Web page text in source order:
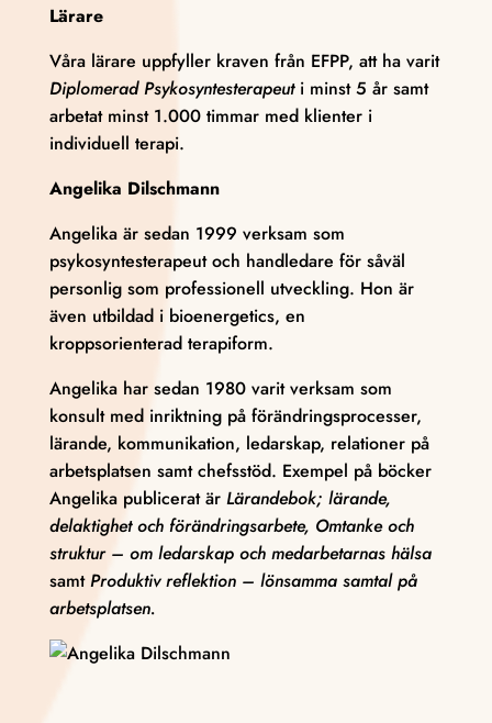
Lärare
Våra lärare uppfyller kraven från EFPP, att ha varit
Diplomerad Psykosyntesterapeuti minst 5 år samt
arbetat minst 1.000 timmar med klienter i
individuell terapi.
Angelika Dilschmann
Angelika är sedan 1999 verksam som
psykosyntesterapeut och handledare för såväl
personlig som professionell utveckling. Hon är
även utbildad i bioenergetics, en
kroppsorienterad terapiform.
Angelika har sedan 1980 varit verksam som
konsult med inriktning på förändringsprocesser,
lärande, kommunikation, ledarskap, relationer på
arbetsplatsen samt chefsstöd. Exempel på böcker
Angelika publicerat är Lärandebok; lärande,
delaktighet och förändringsarbete, Omtanke och
struktur – om ledarskap och medarbetarnas hälsa
samtProduktiv reflektion – lönsamma samtal på
arbetsplatsen.